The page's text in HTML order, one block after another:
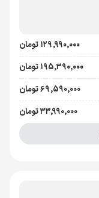
۱۲۹٬۹۹۰٬۰۰۰ تومان
۱۹۵٬۳۹۰٬۰۰۰ تومان
۶۹٬۵۹۰٬۰۰۰ تومان
۳۳٬۹۹۰٬۰۰۰ تومان